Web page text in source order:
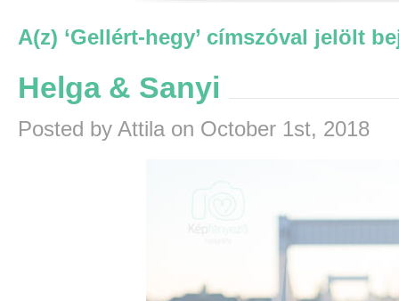
A(z) ‘Gellért-hegy’ címszóval jelölt
Helga & Sanyi
Posted by Attila on October 1st, 2018